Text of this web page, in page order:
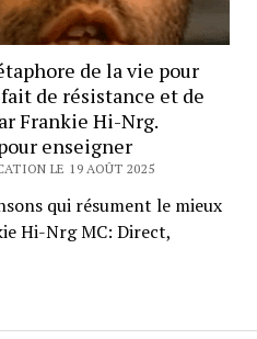
de la vie pour
de résistance et de
Frankie Hi-Nrg.
enseigner
LE 19 AOÛT 2025
qui résument le mieux
Hi-Nrg MC: Direct,